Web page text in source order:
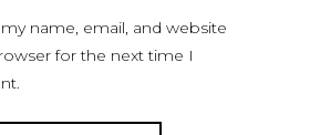
my name, email, and website
for the next time I